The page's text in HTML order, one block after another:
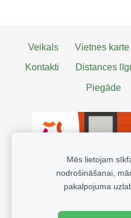
Veikals Vietnes karte
Kontakti Distances
Piegāde
Mēs lietojam
nodrošināšanai,
pakalpojuma